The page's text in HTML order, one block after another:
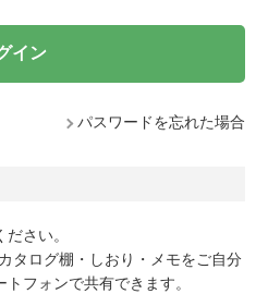
パスワードを忘れた場合
さい。
タログ棚・しおり・メモをご自分
フォンで共有できます。